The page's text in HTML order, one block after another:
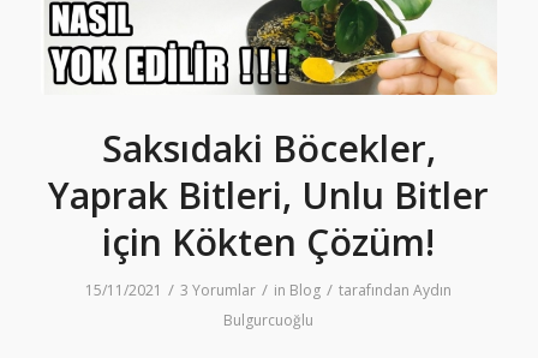
Saksıdaki Böcekler,
Yaprak Bitleri, Unlu Bitler
için Kökten Çözüm!
15/11/2021 / 3 Yorumlar / in Blog / tarafındanAydın
Bulgurcuoğlu